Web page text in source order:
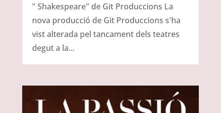
" Shakespeare" de Git Produccions La
nova producció de Git Produccions s'ha
vist alterada pel tancament dels teatres
degut a la...